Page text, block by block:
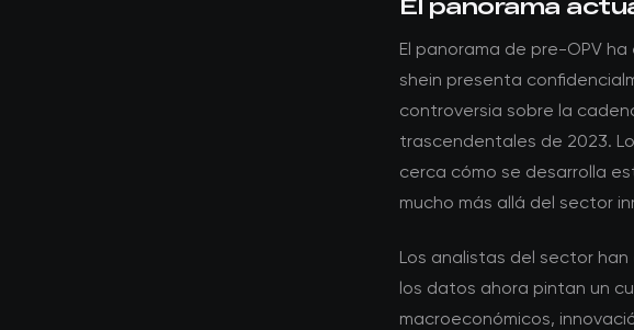
El panorama
El panorama de pre-OPV
shein presenta
controversia sobre la
trascendentales de 2023.
cerca cómo se desarrolla
mucho más allá del sector
Los analistas del sector
los datos ahora pintan un
macroeconómicos,